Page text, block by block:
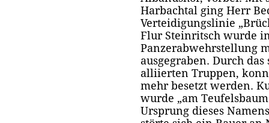
Harbachtal ging Herr
Verteidigungslinie
Flur Steinritsch wurde
Panzerabwehrstellung
ausgegraben. Durch
alliierten Truppen,
mehr besetzt werden.
wurde „am
Ursprung dieses